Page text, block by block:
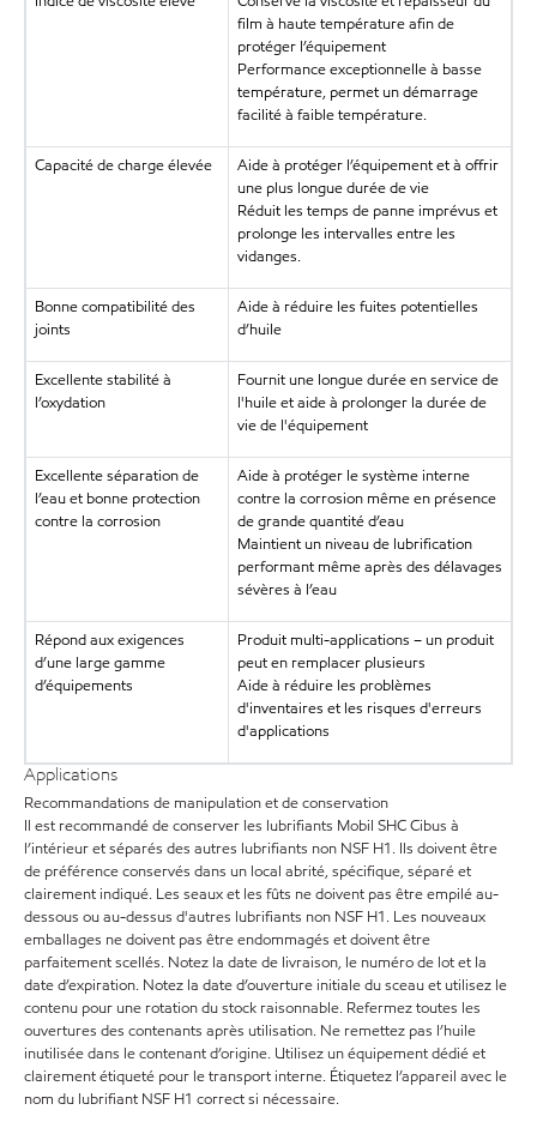
film à haute température afin de
protéger l’équipement
Performance exceptionnelle à basse
température, permet un démarrage
facilité à faible température.
Capacité de charge élevée
Aide à protéger l’équipement et à offrir
une plus longue durée de vie
Réduit les temps de panne imprévus et
prolonge les intervalles entre les
vidanges.
Bonne compatibilité des
joints
Aide à réduire les fuites potentielles
d’huile
Excellente stabilité à
l’oxydation
Fournit une longue durée en service de
l'huile et aide à prolonger la durée de
vie de l'équipement
Excellente séparation de
l’eau et bonne protection
contre la corrosion
Aide à protéger le système interne
contre la corrosion même en présence
de grande quantité d’eau
Maintient un niveau de lubrification
performant même après des délavages
sévères à l’eau
Répond aux exigences
d’une large gamme
d’équipements
Produit multi-applications – un produit
peut en remplacer plusieurs
Aide à réduire les problèmes
d'inventaires et les risques d'erreurs
d'applications
Applications
Recommandations de manipulation et de conservation
Il est recommandé de conserver les lubrifiants Mobil SHC Cibus à
l’intérieur et séparés des autres lubrifiants non NSF H1. Ils doivent être
de préférence conservés dans un local abrité, spécifique, séparé et
clairement indiqué. Les seaux et les fûts ne doivent pas être empilé au-
dessous ou au-dessus d'autres lubrifiants non NSF H1. Les nouveaux
emballages ne doivent pas être endommagés et doivent être
parfaitement scellés. Notez la date de livraison, le numéro de lot et la
date d’expiration. Notez la date d’ouverture initiale du sceau et utilisez le
contenu pour une rotation du stock raisonnable. Refermez toutes les
ouvertures des contenants après utilisation. Ne remettez pas l’huile
inutilisée dans le contenant d’origine. Utilisez un équipement dédié et
clairement étiqueté pour le transport interne. Étiquetez l’appareil avec le
nom du lubrifiant NSF H1 correct si nécessaire.